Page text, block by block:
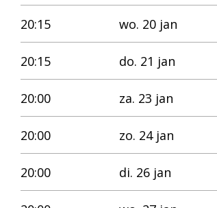
20:15 wo. 20 jan
20:15 do. 21 jan
20:00 za. 23 jan
20:00 zo. 24 jan
20:00 di. 26 jan